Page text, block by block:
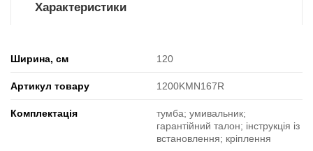
Характеристики
Ширина, см 120
Артикул товару 1200KMN167R
Комплектація
тумба; умивальник;
гарантійний талон; інструкція із
встановлення; кріплення